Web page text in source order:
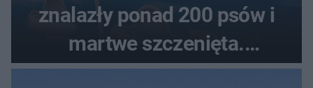
znalazły ponad 200 psów i
martwe szczenięta.
Zatrzymano 35-latka